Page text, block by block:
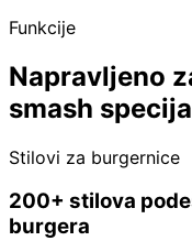
Funkcije
Napravljeno
smash
Stilovi za burgernice
200+ stilova
burgera